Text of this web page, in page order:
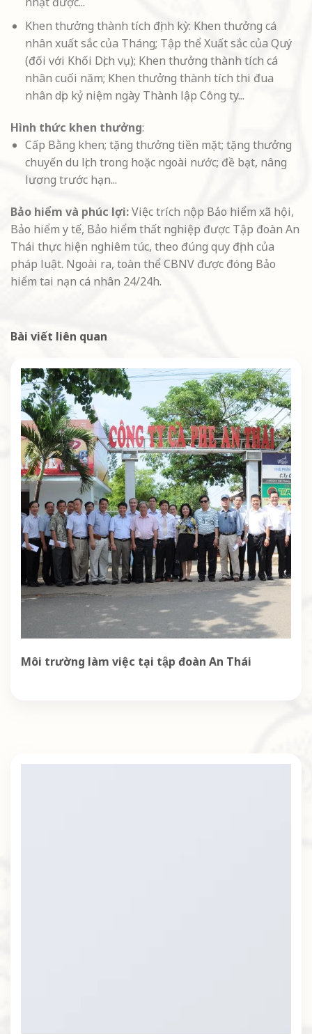
Khen thưởng thành tích định kỳ: Khen thưởng cá
nhân xuất sắc của Tháng; Tập thể Xuất sắc của Quý
(đối với Khối Dịch vụ); Khen thưởng thành tích cá
nhân cuối năm; Khen thưởng thành tích thi đua
nhân dịp kỷ niệm ngày Thành lập Công ty...
Hình thức khen thưởng:
Cấp Bằng khen; tặng thưởng tiền mặt; tặng thưởng
chuyến du lịch trong hoặc ngoài nước; đề bạt, nâng
lương trước hạn...
Bảo hiểm và phúc lợi:Việc trích nộp Bảo hiểm xã hội,
Bảo hiểm y tế, Bảo hiểm thất nghiệp được Tập đoàn An
Thái thực hiện nghiêm túc, theo đúng quy định của
pháp luật. Ngoài ra, toàn thể CBNV được đóng Bảo
hiểm tai nạn cá nhân 24/24h.
Bài viết liên quan
Môi trường làm việc tại tập đoàn An Thái